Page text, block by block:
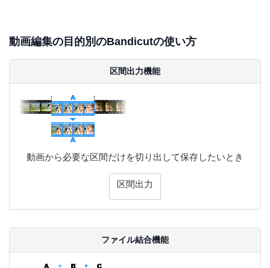
動画編集の目的別のBandicutの使い方
区間出力機能
動画から必要な区間だけを切り出して保存したいとき
区間出力
ファイル結合機能